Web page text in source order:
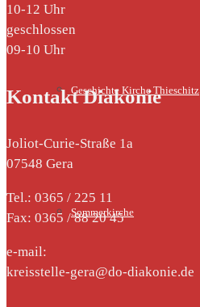
Geschichte Kirche Thieschitz
Sommerkirche
10-12 Uhr
geschlossen
09-10 Uhr
Kontakt Diakonie
Joliot-Curie-Straße 1a
07548 Gera
Tel.: 0365 / 225 11
Fax: 0365 / 88 20 45
e-mail:
kreisstelle-gera@do-diakonie.de